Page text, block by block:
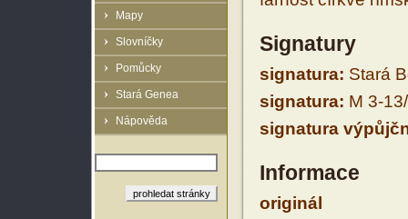
Mapy
Slovníčky
Pomůcky
Stará Genea
Nápověda
Signatury
signatura: Stará
signatura: M 3-
signatura
Informace
originál